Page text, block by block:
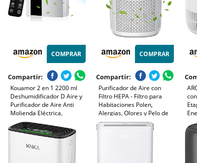
COMPRAR
Compartir:
Kouamor 2 en 1 2200 ml
Deshumidificador D Aire y
Purificador de Aire Anti
Molienda Eléctrica,
Destructor de Olor para
Dormitorio Oficina Casa
Apartamento Bodega,
Blanco, Continu
COMPRAR
Compartir:
Purificador de Aire con
Filtro HEPA - Filtro para
Habitaciones Polen,
Alergias, Olores y Pelo de
Mascotas, con Esponja de
Aromaterapia, 7.2W y 3